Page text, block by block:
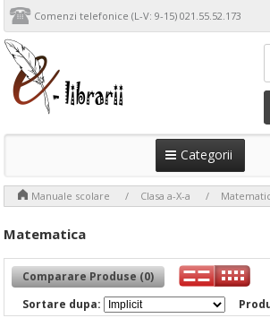
Comenzi telefonice (L-V: 9-15) 021.55.52.173
Categorii
Manuale scolare Clasa a-X-a
Matematica
Comparare Produse (0)
Sortare dupa: